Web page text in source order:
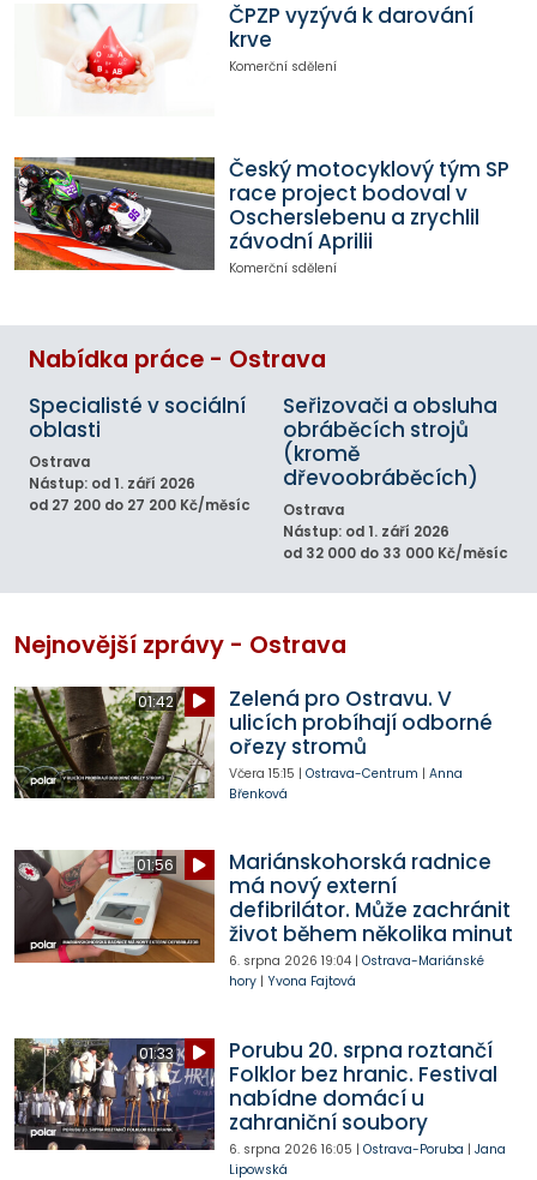
ČPZP vyzývá k darování
krve
Komerční sdělení
Český motocyklový tým SP
race project bodoval v
Oscherslebenu a zrychlil
závodní Aprilii
Komerční sdělení
Nabídka práce - Ostrava
Specialisté v sociální
oblasti
Ostrava
Nástup: od 1. září 2026
od 27 200 do 27 200 Kč/měsíc
Seřizovači a obsluha
obráběcích strojů
(kromě
dřevoobráběcích)
Ostrava
Nástup: od 1. září 2026
od 32 000 do 33 000 Kč/měsíc
Nejnovější zprávy - Ostrava
01:42
Zelená pro Ostravu. V
ulicích probíhají odborné
ořezy stromů
Včera 15:15 | Ostrava-Centrum | Anna
Břenková
01:56
Mariánskohorská radnice
má nový externí
defibrilátor. Může zachránit
život během několika minut
6. srpna 2026 19:04| Ostrava-Mariánské
hory| Yvona Fajtová
01:33
Porubu 20. srpna roztančí
Folklor bez hranic. Festival
nabídne domácí u
zahraniční soubory
6. srpna 2026 16:05 | Ostrava-Poruba | Jana
Lipowská